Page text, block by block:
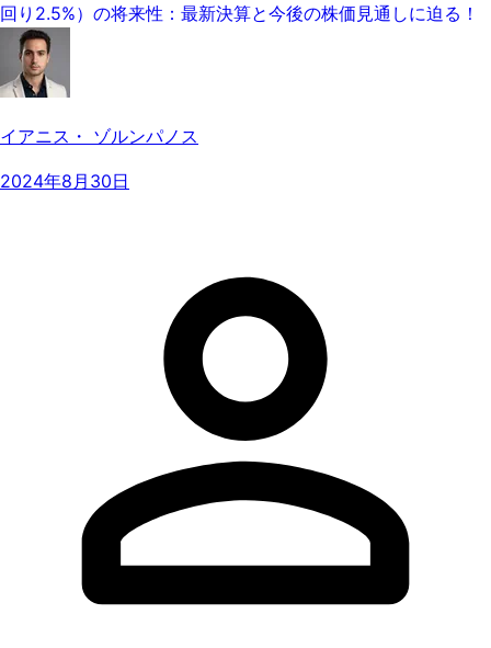
回り2.5%）の将来性：最新決算と今後の株価見通しに迫る！
イアニス・ ゾルンパノス
2024年8月30日